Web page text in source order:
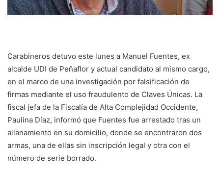
Carabineros detuvo este lunes a Manuel Fuentes, ex
alcalde UDI de Peñaflor y actual candidato al mismo cargo,
en el marco de una investigación por falsificación de
firmas mediante el uso fraudulento de Claves Únicas. La
fiscal jefa de la Fiscalía de Alta Complejidad Occidente,
Paulina Díaz, informó que Fuentes fue arrestado tras un
allanamiento en su domicilio, donde se encontraron dos
armas, una de ellas sin inscripción legal y otra con el
número de serie borrado.